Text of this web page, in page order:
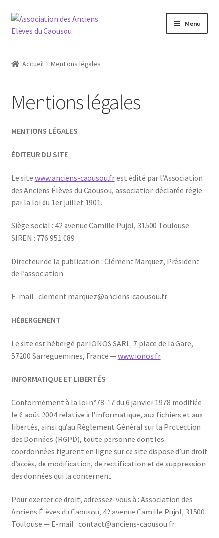
Aller
à
Aller
au
Menu
Agenda
La Boutique
Actualités
Contact
ADHÉRER
Accueil Mentions légales
Mentions légales
MENTIONS LÉGALES
ÉDITEUR DU SITE
Le site www.anciens-caousou.frest édité par l’Association
des Anciens Élèves du Caousou, association déclarée régie
par la loi du 1er juillet 1901.
Siège social : 42 avenue Camille Pujol, 31500 Toulouse
SIREN : 776 951 089
Directeur de la publication : Clément Marquez, Président
de l’association
E-mail : clement.marquez@anciens-caousou.fr
HÉBERGEMENT
Le site est hébergé par IONOS SARL, 7 place de la Gare,
57200 Sarreguemines, France — www.ionos.fr
INFORMATIQUE ET LIBERTÉS
Conformément à la loi n°78-17 du 6 janvier 1978 modifiée
le 6 août 2004 relative à l’informatique, aux fichiers et aux
libertés, ainsi qu’au Règlement Général sur la Protection
des Données (RGPD), toute personne dont les
coordonnées figurent en ligne sur ce site dispose d’un droit
d’accès, de modification, de rectification et de suppression
des données qui la concernent.
Pour exercer ce droit, adressez-vous à : Association des
Anciens Élèves du Caousou, 42 avenue Camille Pujol, 31500
Toulouse — E-mail : contact@anciens-caousou.fr